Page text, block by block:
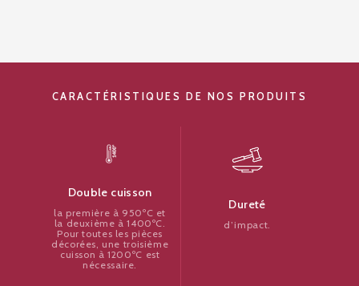
CARACTÉRISTIQUES DE NOS PRODUITS
Double cuisson
la première à 950ºC et
la deuxième à 1400ºC.
Pour toutes les pièces
décorées, une troisième
cuisson à 1200ºC est
nécessaire.
Dureté
d’impact.